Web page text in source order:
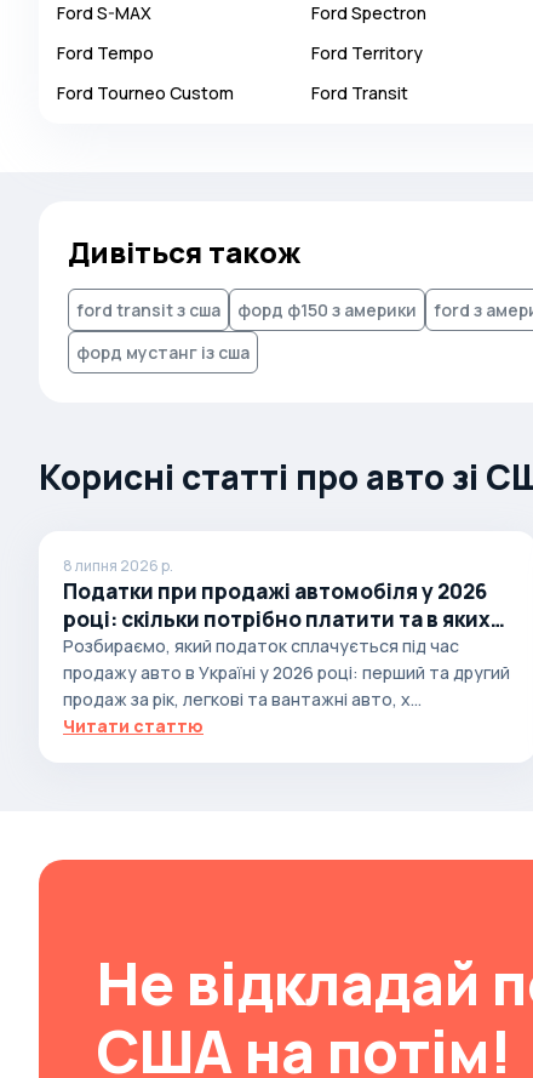
Brabus
Brilliance
Bristol
Buick
BYD
Byvin
Cadillac
Caterham
Changan
ChangFeng
Changhe
Chery
CHERYEXEED
Cupra
Dacia
Dadi
Ford S-MAX Ford Spectron
Ford Tempo Ford Territory
Ford Tourneo Custom Ford Transit
Дивіться також
ford transit з сша форд ф150 з америки ford з
форд мустанг із сша
Корисні статті про авто зі
8 липня 2026 р.
Податки при продажі автомобіля у 2026
році: скільки потрібно платити та в яких
випадках
Розбираємо, який податок сплачується під час
продажу авто в Україні у 2026 році: перший та другий
продаж за рік, легкові та вантажні авто, х...
Читати статтю
Не відкладай
США на потім!